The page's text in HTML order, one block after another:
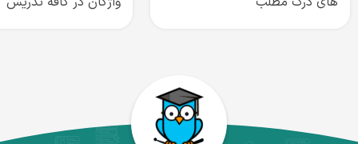
همچنین ویدئوهای آموزشی من فعلاً در زمینه کنکور کارشناسی ارشد،